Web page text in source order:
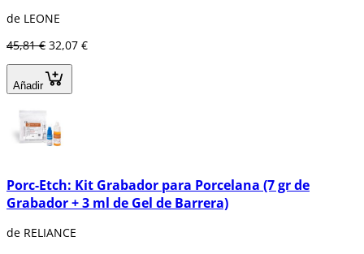
de LEONE
45,81 € 32,07 €
Añadir
Porc-Etch: Kit Grabador para Porcelana (7 gr de
Grabador + 3 ml de Gel de Barrera)
de RELIANCE